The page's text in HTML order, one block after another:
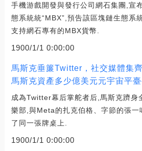
手機游戲開發與發行公司網石集團,宣
態系統統“MBX”,預告該區塊鏈生態系
支持網石專有的MBX貨幣.
1900/1/1 0:00:00
馬斯克垂簾Twitter，社交媒體集
馬斯克資產多少億美元元宇宙平
成為Twitter幕后掌舵者后,馬斯克躋身
樂部,與Meta的扎克伯格、字節的張一
了同一張牌桌上.
1900/1/1 0:00:00